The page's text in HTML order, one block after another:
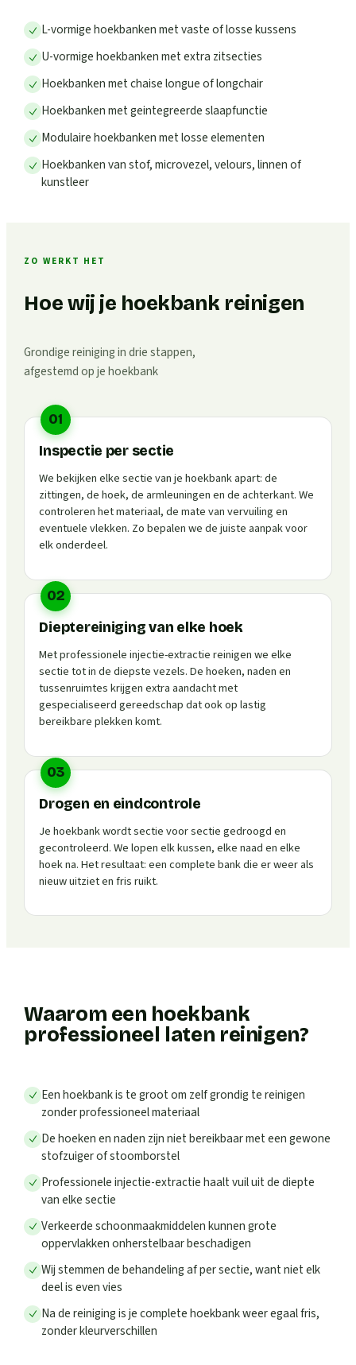
L-vormige hoekbanken met vaste of losse kussens
U-vormige hoekbanken met extra zitsecties
Hoekbanken met chaise longue of longchair
Hoekbanken met geintegreerde slaapfunctie
Modulaire hoekbanken met losse elementen
Hoekbanken van stof, microvezel, velours, linnen of
kunstleer
ZO WERKT HET
Hoe wij je hoekbank reinigen
Grondige reiniging in drie stappen,
afgestemd op je hoekbank
01
Inspectie per sectie
We bekijken elke sectie van je hoekbank apart: de
zittingen, de hoek, de armleuningen en de achterkant. We
controleren het materiaal, de mate van vervuiling en
eventuele vlekken. Zo bepalen we de juiste aanpak voor
elk onderdeel.
02
Dieptereiniging van elke hoek
Met professionele injectie-extractie reinigen we elke
sectie tot in de diepste vezels. De hoeken, naden en
tussenruimtes krijgen extra aandacht met
gespecialiseerd gereedschap dat ook op lastig
bereikbare plekken komt.
03
Drogen en eindcontrole
Je hoekbank wordt sectie voor sectie gedroogd en
gecontroleerd. We lopen elk kussen, elke naad en elke
hoek na. Het resultaat: een complete bank die er weer als
nieuw uitziet en fris ruikt.
Waarom een hoekbank
professioneel laten reinigen?
Een hoekbank is te groot om zelf grondig te reinigen
zonder professioneel materiaal
De hoeken en naden zijn niet bereikbaar met een gewone
stofzuiger of stoomborstel
Professionele injectie-extractie haalt vuil uit de diepte
van elke sectie
Verkeerde schoonmaakmiddelen kunnen grote
oppervlakken onherstelbaar beschadigen
Wij stemmen de behandeling af per sectie, want niet elk
deel is even vies
Na de reiniging is je complete hoekbank weer egaal fris,
zonder kleurverschillen